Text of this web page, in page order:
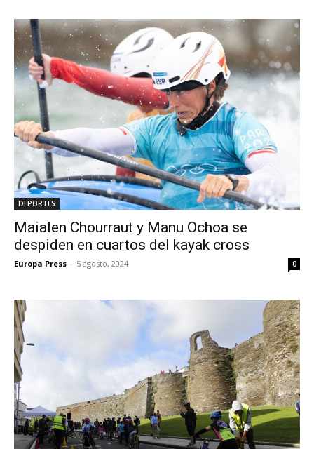
DEPORTES
Maialen Chourraut y Manu Ochoa se
despiden en cuartos del kayak cross
Europa Press - 5 agosto, 2024 0